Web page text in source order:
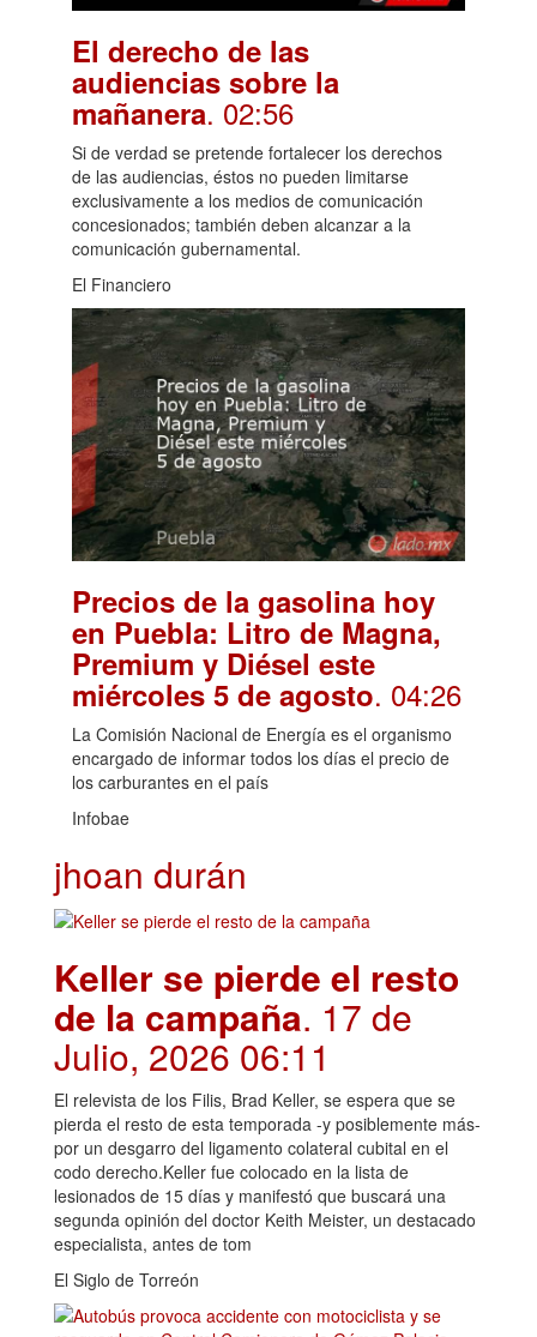
El derecho de las
audiencias sobre la
mañanera. 02:56
Si de verdad se pretende fortalecer los derechos
de las audiencias, éstos no pueden limitarse
exclusivamente a los medios de comunicación
concesionados; también deben alcanzar a la
comunicación gubernamental.
El Financiero
Precios de la gasolina hoy
en Puebla: Litro de Magna,
Premium y Diésel este
miércoles 5 de agosto. 04:26
La Comisión Nacional de Energía es el organismo
encargado de informar todos los días el precio de
los carburantes en el país
Infobae
jhoan durán
Keller se pierde el resto
de la campaña. 17 de
Julio, 2026 06:11
El relevista de los Filis, Brad Keller, se espera que se
pierda el resto de esta temporada -y posiblemente más-
por un desgarro del ligamento colateral cubital en el
codo derecho.Keller fue colocado en la lista de
lesionados de 15 días y manifestó que buscará una
segunda opinión del doctor Keith Meister, un destacado
especialista, antes de tom
El Siglo de Torreón